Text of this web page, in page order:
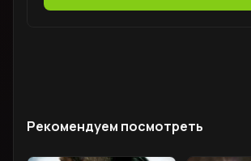
Рекомендуем посмотреть